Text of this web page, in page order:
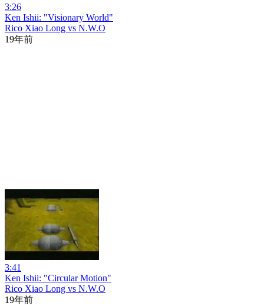
3:26
Ken Ishii: "Visionary World"
Rico Xiao Long vs N.W.O
19年前
3:41
Ken Ishii: "Circular Motion"
Rico Xiao Long vs N.W.O
19年前